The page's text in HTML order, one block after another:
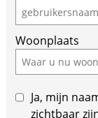
Woonplaats
Ja, mijn
zichtbaar